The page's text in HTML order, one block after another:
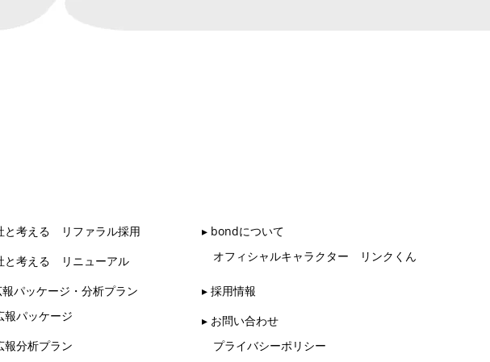
と考える リファラル採用
と考える リニューアル
パッケージ・分析プラン
パッケージ
分析プラン
▸ bondについて
オフィシャルキャラクター リンクくん
▸ 採用情報
▸ お問い合わせ
プライバシーポリシー